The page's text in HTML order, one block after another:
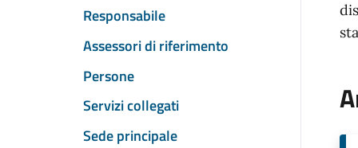
Responsabile
Assessori di riferimento
Persone
Servizi collegati
Sede principale